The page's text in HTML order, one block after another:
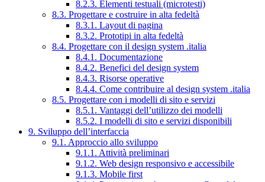
8.2.3. Elementi testuali (microtesti)
8.3. Progettare e costruire in alta fedeltà
8.3.1. Layout di pagina
8.3.2. Prototipi in alta fedeltà
8.4. Progettare con il design system .italia
8.4.1. Documentazione
8.4.2. Benefici del design system
8.4.3. Risorse operative
8.4.4. Come contribuire al design system .italia
8.5. Progettare con i modelli di sito e servizi
8.5.1. Vantaggi dell’utilizzo dei modelli
8.5.2. I modelli di sito e servizi disponibili
9. Sviluppo dell’interfaccia
9.1. Approccio allo sviluppo
9.1.1. Attività preliminari
9.1.2. Web design responsivo e accessibile
9.1.3. Mobile first